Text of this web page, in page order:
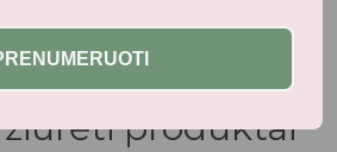
žiūrėti produktai